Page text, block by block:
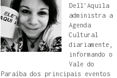
Dell'Aquila
administra a
Agenda
Cultural
diariamente,
informando o
Vale do
Paraíba dos principais eventos